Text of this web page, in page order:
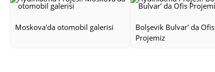
Moskova'da otomobil galerisi
Bolşevik Bulvar' da Ofis
Projemiz